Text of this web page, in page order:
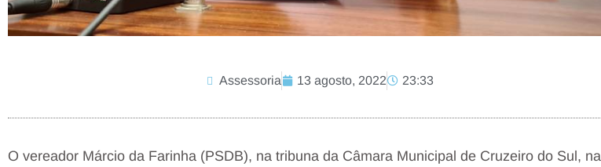
Assessoria 13 agosto, 2022 23:33
O vereador Márcio da Farinha (PSDB), na tribuna da Câmara Municipal de Cruzeiro do Sul, na